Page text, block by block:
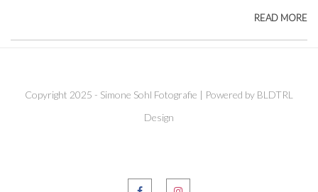
READ MORE
Copyright 2025 - Simone Sohl Fotografie | Powered by BLDTRL
Design